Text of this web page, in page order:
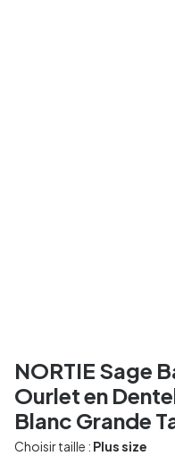
NORTIE Sage
Ourlet en
Blanc Grande
Choisir taille : Plus size